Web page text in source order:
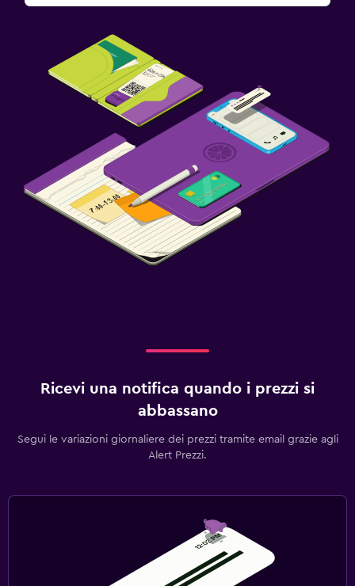
Ricevi una notifica quando i prezzi si
abbassano
Segui le variazioni giornaliere dei prezzi tramite email grazie agli
Alert Prezzi.